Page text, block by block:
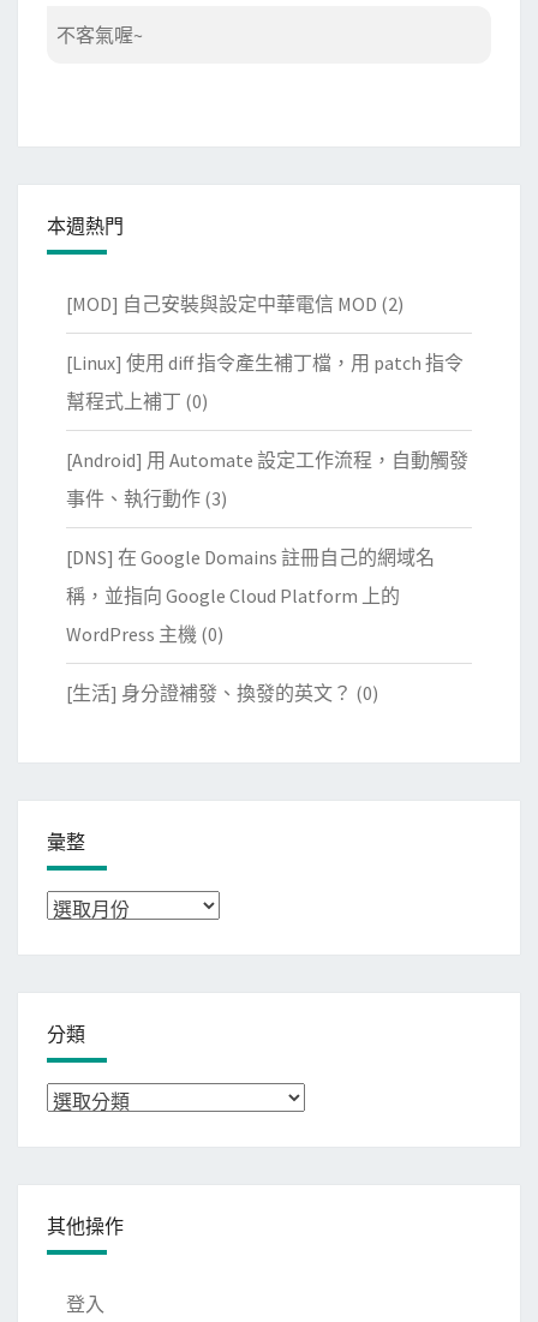
不客氣喔~
本週熱門
[MOD] 自己安裝與設定中華電信 MOD (2)
[Linux] 使用 diff 指令產生補丁檔，用 patch 指令
幫程式上補丁 (0)
[Android] 用 Automate 設定工作流程，自動觸發
事件、執行動作 (3)
[DNS] 在 Google Domains 註冊自己的網域名
稱，並指向 Google Cloud Platform 上的
WordPress 主機 (0)
[生活] 身分證補發、換發的英文？ (0)
彙整
彙
分類
分
其他操作
登入